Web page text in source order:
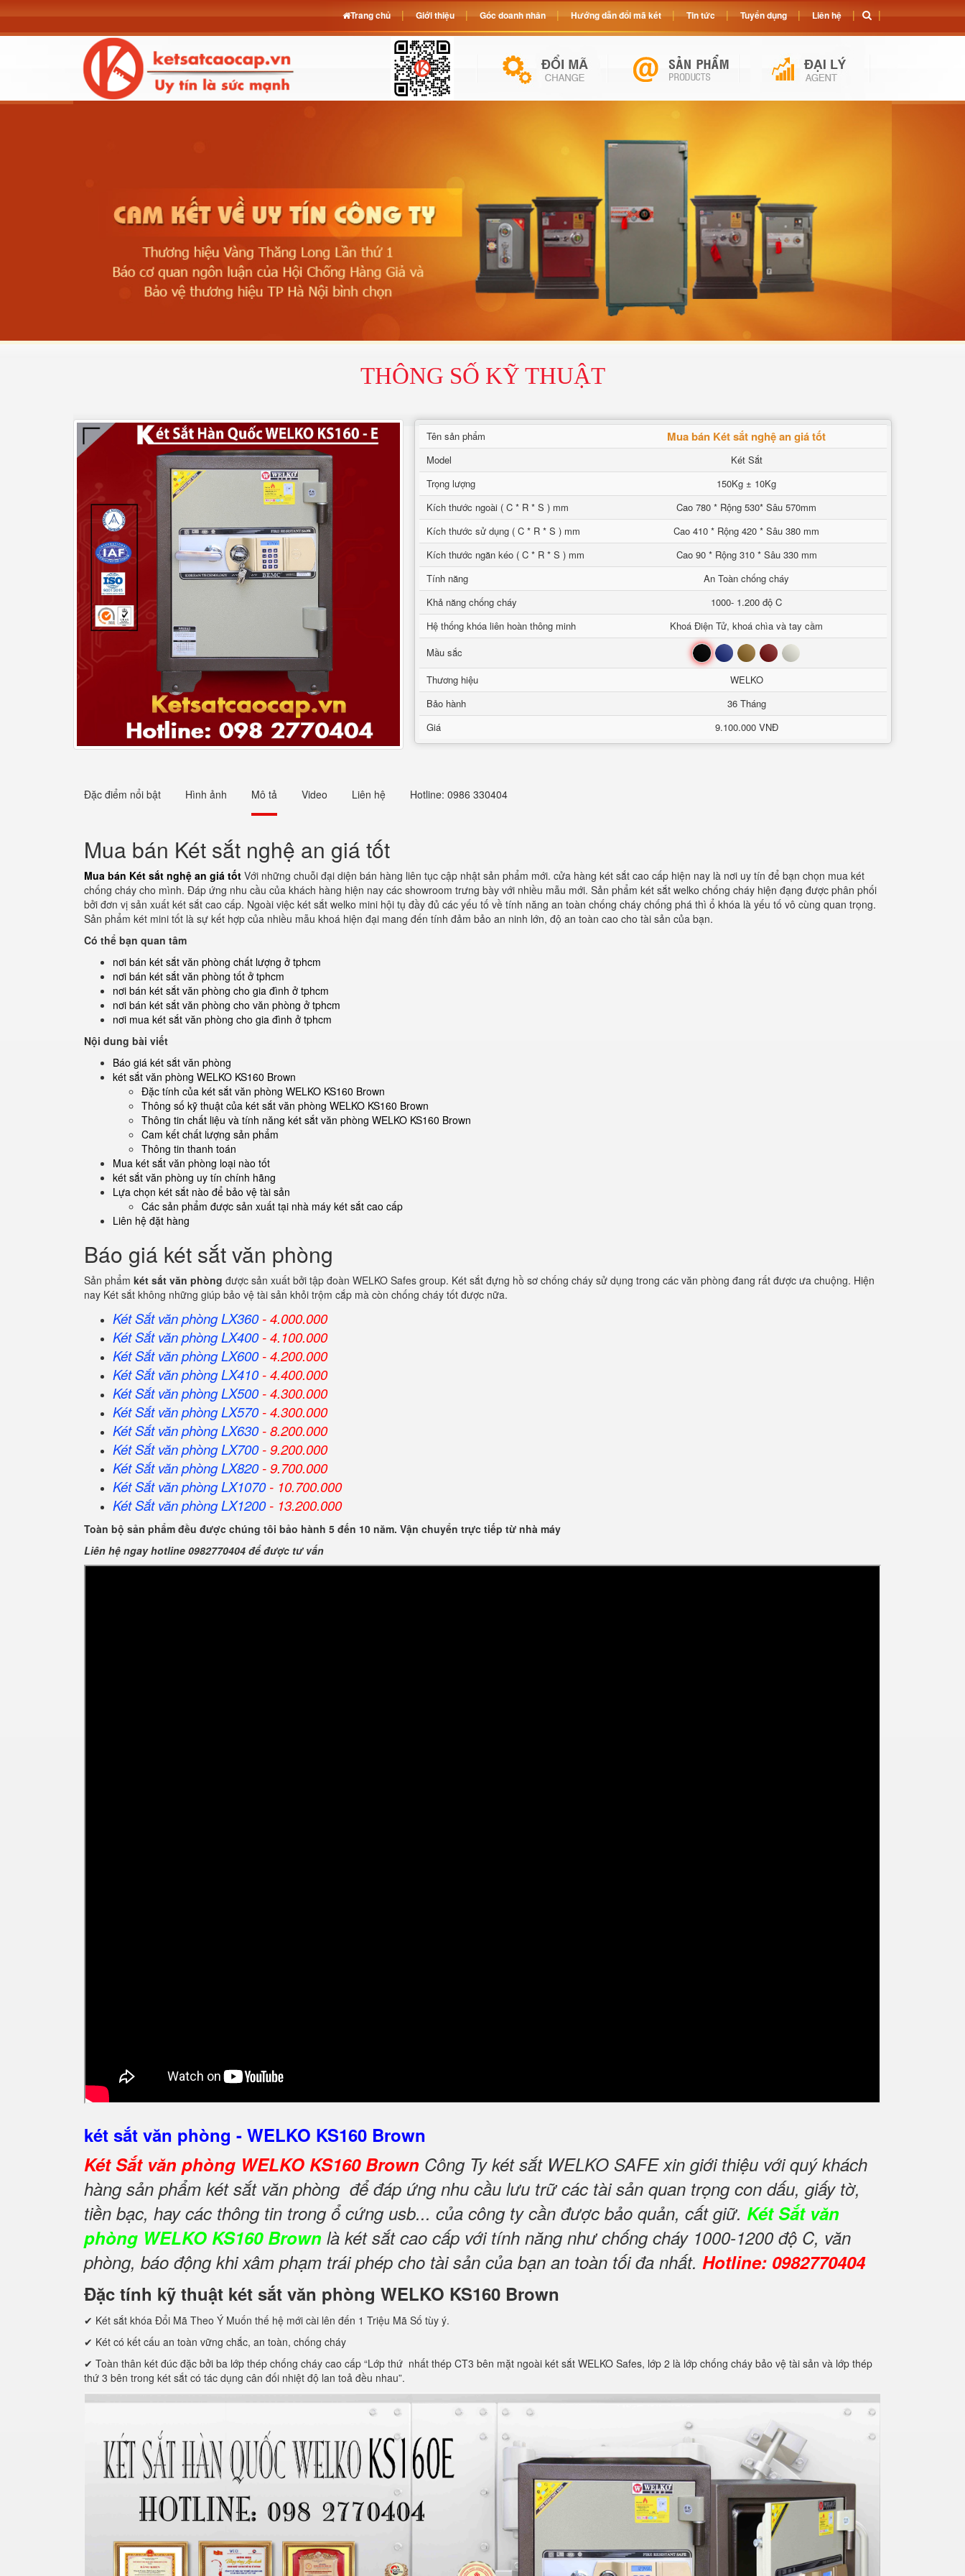
THÔNG SỐ KỸ THUẬT
Tên sản phẩm Mua bán Két sắt nghệ an giá tốt
Model
Két Sắt
Trọng lượng
150Kg ± 10Kg
Kích thước ngoài ( C * R * S ) mm
Cao 780 * Rộng 530* Sâu 570mm
Kích thước sử dụng ( C * R * S ) mm
Cao 410 * Rộng 420 * Sâu 380 mm
Kích thước ngăn kéo ( C * R * S ) mm
Cao 90 * Rộng 310 * Sâu 330 mm
Tính năng
An Toàn chống cháy
Khả năng chống cháy
1000- 1.200 độ C
Hệ thống khóa liên hoàn thông minh
Khoá Điện Tử, khoá chìa và tay cầm
Mầu sắc
Đen Xanh Nâu Đỏ Trắng
Thương hiệu
WELKO
Bảo hành
36 Tháng
Giá
9.100.000 VNĐ
Đặc điểm nổi bật Hình ảnh Mô tả Video Liên hệ Hotline: 0986 330404
Mua bán Két sắt nghệ an giá tốt
Mua bán Két sắt nghệ an giá tốt Với những chuỗi đại diện bán hàng liên tục cập nhật sản phẩm mới. cửa hàng két sắt cao cấp hiện nay là nơi uy tín để bạn chọn mua két
chống cháy cho mình. Đáp ứng nhu cầu của khách hàng hiện nay các showroom trưng bày với nhiều mẫu mới. Sản phẩm két sắt welko chống cháy hiện đạng được phân phối
bởi đơn vị sản xuất két sắt cao cấp. Ngoài việc két sắt welko mini hội tụ đầy đủ các yếu tố về tính năng an toàn chống cháy chống phá thì ổ khóa là yếu tố vô cùng quan trọng.
Sản phẩm két mini tốt là sự kết hợp của nhiều mẫu khoá hiện đại mang đến tính đảm bảo an ninh lớn, độ an toàn cao cho tài sản của bạn.
Có thể bạn quan tâm
nơi bán két sắt văn phòng chất lượng ở tphcm
nơi bán két sắt văn phòng tốt ở tphcm
nơi bán két sắt văn phòng cho gia đình ở tphcm
nơi bán két sắt văn phòng cho văn phòng ở tphcm
nơi mua két sắt văn phòng cho gia đình ở tphcm
Nội dung bài viết
Báo giá két sắt văn phòng
két sắt văn phòng WELKO KS160 Brown
Đặc tính của két sắt văn phòng WELKO KS160 Brown
Thông số kỹ thuật của két sắt văn phòng WELKO KS160 Brown
Thông tin chất liệu và tính năng két sắt văn phòng WELKO KS160 Brown
Cam kết chất lượng sản phẩm
Thông tin thanh toán
Mua két sắt văn phòng loại nào tốt
két sắt văn phòng uy tín chính hãng
Lựa chọn két sắt nào để bảo vệ tài sản
Các sản phẩm được sản xuất tại nhà máy két sắt cao cấp
Liên hệ đặt hàng
Báo giá két sắt văn phòng
Sản phẩm két sắt văn phòng được sản xuất bởi tập đoàn WELKO Safes group. Két sắt đựng hồ sơ chống cháy sử dụng trong các văn phòng đang rất được ưa chuộng. Hiện
nay Két sắt không những giúp bảo vệ tài sản khỏi trộm cắp mà còn chống cháy tốt được nữa.
Két Sắt văn phòng LX360- 4.000.000
Két Sắtvăn phòngLX400- 4.100.000
Két Sắtvăn phòngLX600- 4.200.000
Két Sắtvăn phòngLX410- 4.400.000
Két Sắtvăn phòngLX500- 4.300.000
Két Sắtvăn phòngLX570- 4.300.000
Két Sắtvăn phòngLX630- 8.200.000
Két Sắtvăn phòngLX700- 9.200.000
Két Sắtvăn phòngLX820- 9.700.000
Két Sắtvăn phòngLX1070- 10.700.000
Két Sắtvăn phòngLX1200- 13.200.000
Toàn bộ sản phẩm đều được chúng tôi bảo hành 5 đến 10 năm. Vận chuyển trực tiếp từ nhà máy
Liên hệ ngay hotline 0982770404 để được tư vấn
két sắt văn phòng - WELKO KS160 Brown
Két Sắt văn phòng WELKO KS160 Brown Công Ty két sắt WELKO SAFE xin giới thiệu với quý khách
hàng sản phẩm két sắt văn phòng để đáp ứng nhu cầu lưu trữ các tài sản quan trọng con dấu, giấy tờ,
tiền bạc, hay các thông tin trong ổ cứng usb... của công ty cần được bảo quản, cất giữ. Két Sắt văn
phòng WELKO KS160 Brown là két sắt cao cấp với tính năng như chống cháy 1000-1200 độ C, văn
phòng, báo động khi xâm phạm trái phép cho tài sản của bạn an toàn tối đa nhất. Hotline: 0982770404
Đặc tính kỹ thuật két sắt văn phòng WELKO KS160 Brown
✔ Két sắt khóa Đổi Mã Theo Ý Muốn thế hệ mới cài lên đến 1 Triệu Mã Số tùy ý.
✔ Két có kết cấu an toàn vững chắc, an toàn, chống cháy
✔ Toàn thân két đúc đặc bởi ba lớp thép chống cháy cao cấp “Lớp thứ nhất thép CT3 bên mặt ngoài két sắt WELKO Safes, lớp 2 là lớp chống cháy bảo vệ tài sản và lớp thép
thứ 3 bên trong két sắt có tác dụng cân đối nhiệt độ lan toả đều nhau”.
Trang chủ Giới thiệu Góc doanh nhân Hướng dẫn đổi mã két Tin tức Tuyển dụng Liên hệ